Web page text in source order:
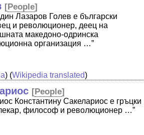
[People]
Лазаров Голев е български
и революционер, деец на
македоно-одринска
организация …”
) (Wikipedia translated)
[People]
Константину Сакелариос е гръцки
философ и революционер …”